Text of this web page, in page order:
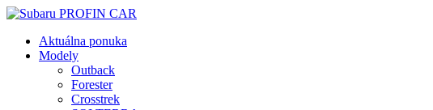
Aktuálna ponuka
Modely
Outback
Forester
Crosstrek